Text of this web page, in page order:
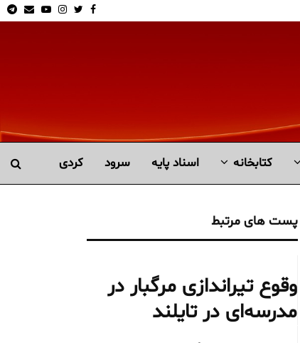
Facebook
Twitter
Instagram
Youtube
Email
کتابخانە اسناد پایه سرود کردی
پست های مرتبط
وقوع تیراندازی مرگبار در
مدرسه‌ای در تایلند